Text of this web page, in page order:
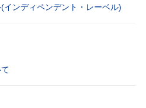
インディペンデント・レーベル)